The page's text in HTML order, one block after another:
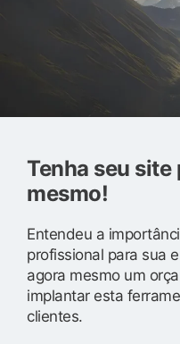
Tenha seu
mesmo!
Entendeu a
profissional para sua
agora mesmo um
implantar esta
clientes.